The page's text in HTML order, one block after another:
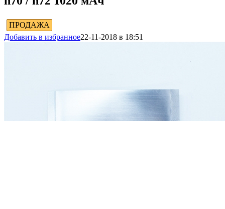
ПРОДАЖА
Добавить в избранное22-11-2018 в 18:51